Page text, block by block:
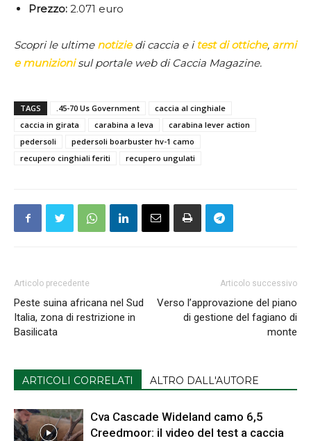
Prezzo: 2.071 euro
Scopri le ultime notiziedi caccia e i test di ottiche, armi
e munizionisul portale web di Caccia Magazine.
TAGS .45-70 Us Government
caccia al cinghiale
caccia in girata
carabina a leva
carabina lever action
pedersoli
pedersoli boarbuster hv-1 camo
recupero cinghiali feriti
recupero ungulati
Articolo precedente
Peste suina africana nel Sud
Italia, zona di restrizione in
Basilicata
Articolo successivo
Verso l’approvazione del piano
di gestione del fagiano di
monte
ARTICOLI CORRELATI ALTRO DALL'AUTORE
Cva Cascade Wideland camo 6,5
Creedmoor: il video del test a caccia